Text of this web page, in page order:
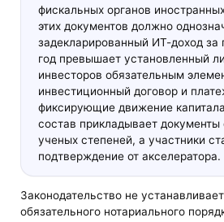
фискальных органов
этих документов должно
задекларированный ИТ-доход
год превышает установленный
инвесторов обязательным
инвестиционный договор и
фиксирующие движение
состав прикладывает
ученых степеней, а участники
подтверждение от акселератора.
Законодательство не
обязательного нотариального